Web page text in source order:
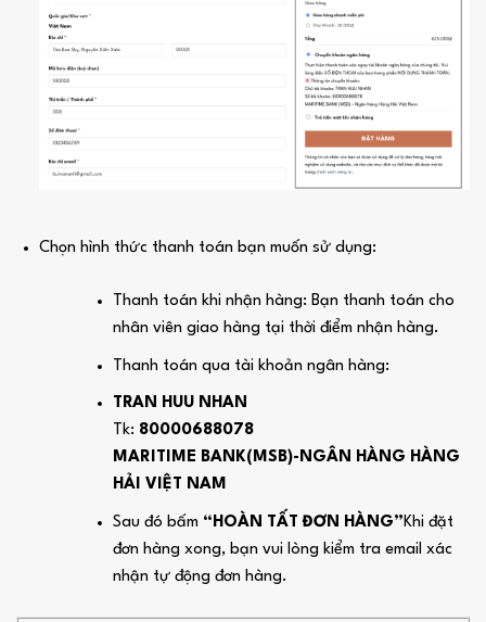
Chọn hình thức thanh toán bạn muốn sử dụng:
Thanh toán khi nhận hàng: Bạn thanh toán cho
nhân viên giao hàng tại thời điểm nhận hàng.
Thanh toán qua tài khoản ngân hàng:
TRAN HUU NHAN
Tk: 80000688078
MARITIME BANK(MSB)-NGÂN HÀNG HÀNG
HẢI VIỆT NAM
Sau đó bấm “HOÀN TẤT ĐƠN HÀNG”Khi đặt
đơn hàng xong, bạn vui lòng kiểm tra email xác
nhận tự động đơn hàng.